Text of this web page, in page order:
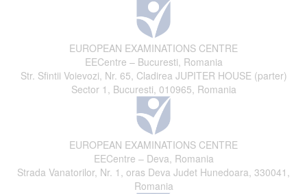
EUROPEAN EXAMINATIONS CENTRE
EECentre – Bucuresti, Romania
Str. Sfintii Voievozi, Nr. 65, Cladirea JUPITER HOUSE (parter)
Sector 1, Bucuresti, 010965, Romania
EUROPEAN EXAMINATIONS CENTRE
EECentre – Deva, Romania
Strada Vanatorilor, Nr. 1, oras Deva Judet Hunedoara, 330041,
Romania